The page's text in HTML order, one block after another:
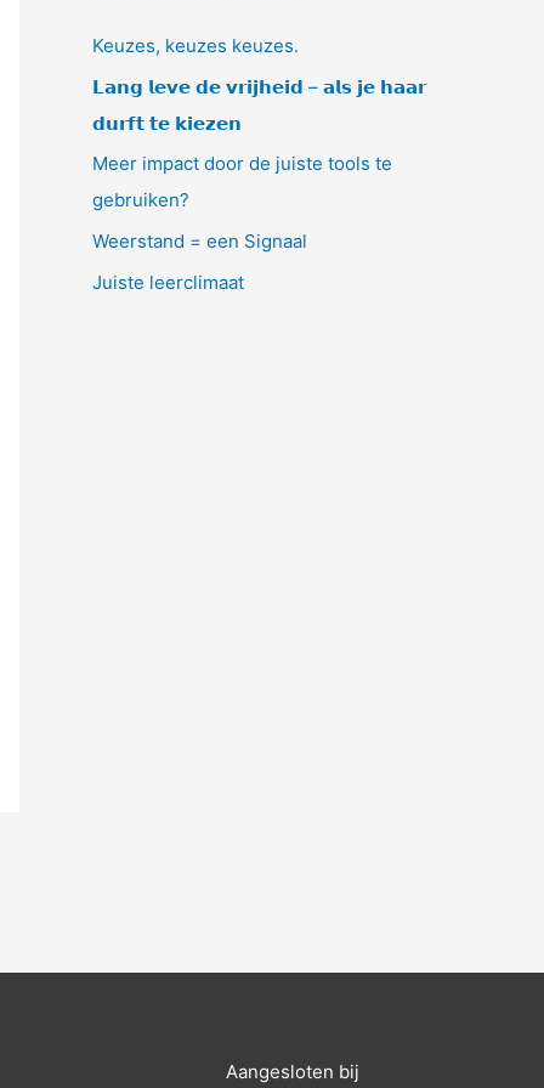
Keuzes, keuzes keuzes.
𝗟𝗮𝗻𝗴 𝗹𝗲𝘃𝗲 𝗱𝗲 𝘃𝗿𝗶𝗷𝗵𝗲𝗶𝗱 – 𝗮𝗹𝘀 𝗷𝗲 𝗵𝗮𝗮𝗿
𝗱𝘂𝗿𝗳𝘁 𝘁𝗲 𝗸𝗶𝗲𝘇𝗲𝗻
Meer impact door de juiste tools te
gebruiken?
Weerstand = een Signaal
Juiste leerclimaat
Aangesloten bij